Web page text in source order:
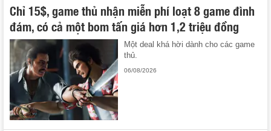
Chỉ 15$, game thủ nhận miễn phí loạt 8 game đình
đám, có cả một bom tấn giá hơn 1,2 triệu đồng
Một deal khá hời dành cho các game
thủ.
06/08/2026